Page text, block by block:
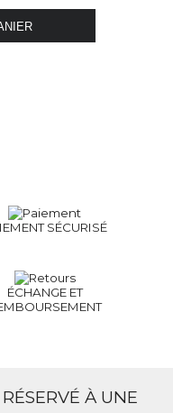
SÉCURISÉ
ÉCHANGE ET
À UNE